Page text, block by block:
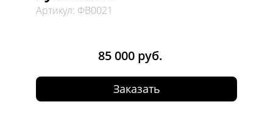
Артикул: ФВ0021
85 000 руб.
Заказать